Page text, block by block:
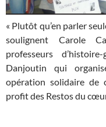
« Plutôt qu’en parler
soulignent Carole
professeurs
Danjoutin qui
opération solidaire de
profit des Restos du